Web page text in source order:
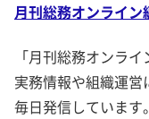
月刊総務オンライン
「月刊総務オンラ
実務情報や組織運
毎日発信しています